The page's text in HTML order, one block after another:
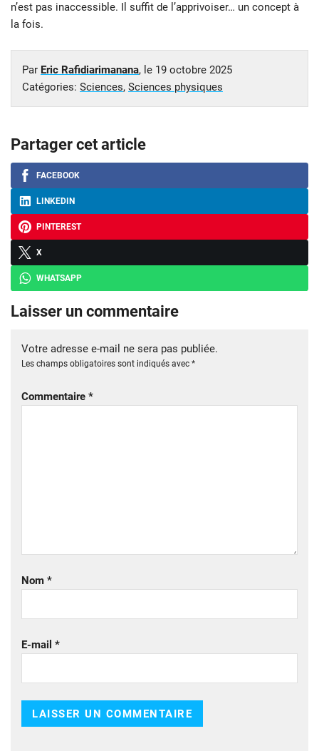
n’est pas inaccessible. Il suffit de l’apprivoiser… un concept à
la fois.
Par Eric Rafidiarimanana, le 19 octobre 2025
Catégories: Sciences, Sciences physiques
Partager cet article
FACEBOOK
LINKEDIN
PINTEREST
X
WHATSAPP
Laisser un commentaire
Votre adresse e-mail ne sera pas publiée.
Les champs obligatoires sont indiqués avec *
Commentaire *
Nom *
E-mail *